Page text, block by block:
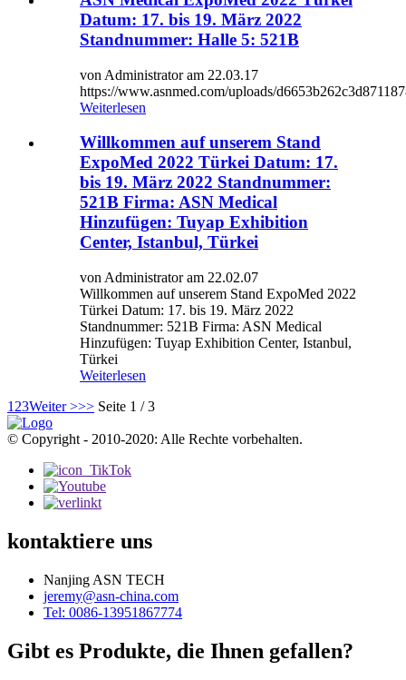
Datum: 17. bis 19. März 2022
Standnummer: Halle 5: 521B
von Administrator am 22.03.17
https://www.asnmed.com/uploads/
Weiterlesen
Willkommen auf unserem Stand
ExpoMed 2022 Türkei Datum: 17.
bis 19. März 2022 Standnummer:
521B Firma: ASN Medical
Hinzufügen: Tuyap Exhibition
Center, Istanbul, Türkei
von Administrator am 22.02.07
Willkommen auf unserem Stand ExpoMed 2022
Türkei Datum: 17. bis 19. März 2022
Standnummer: 521B Firma: ASN Medical
Hinzufügen: Tuyap Exhibition Center, Istanbul,
Türkei
Weiterlesen
1 23Weiter >>> Seite 1 / 3
© Copyright - 2010-2020: Alle Rechte vorbehalten.
kontaktiere uns
Nanjing ASN TECH
jeremy@asn-china.com
Tel: 0086-13951867774
Gibt es Produkte, die Ihnen gefallen?